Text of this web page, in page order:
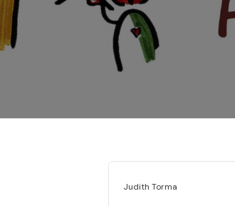
Judith Torma